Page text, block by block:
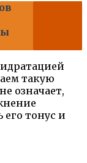
такую
означает,
тонус и